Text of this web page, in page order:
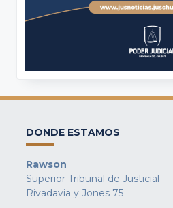
DONDE ESTAMOS
Rawson
Superior Tribunal de Justicial
Rivadavia y Jones 75